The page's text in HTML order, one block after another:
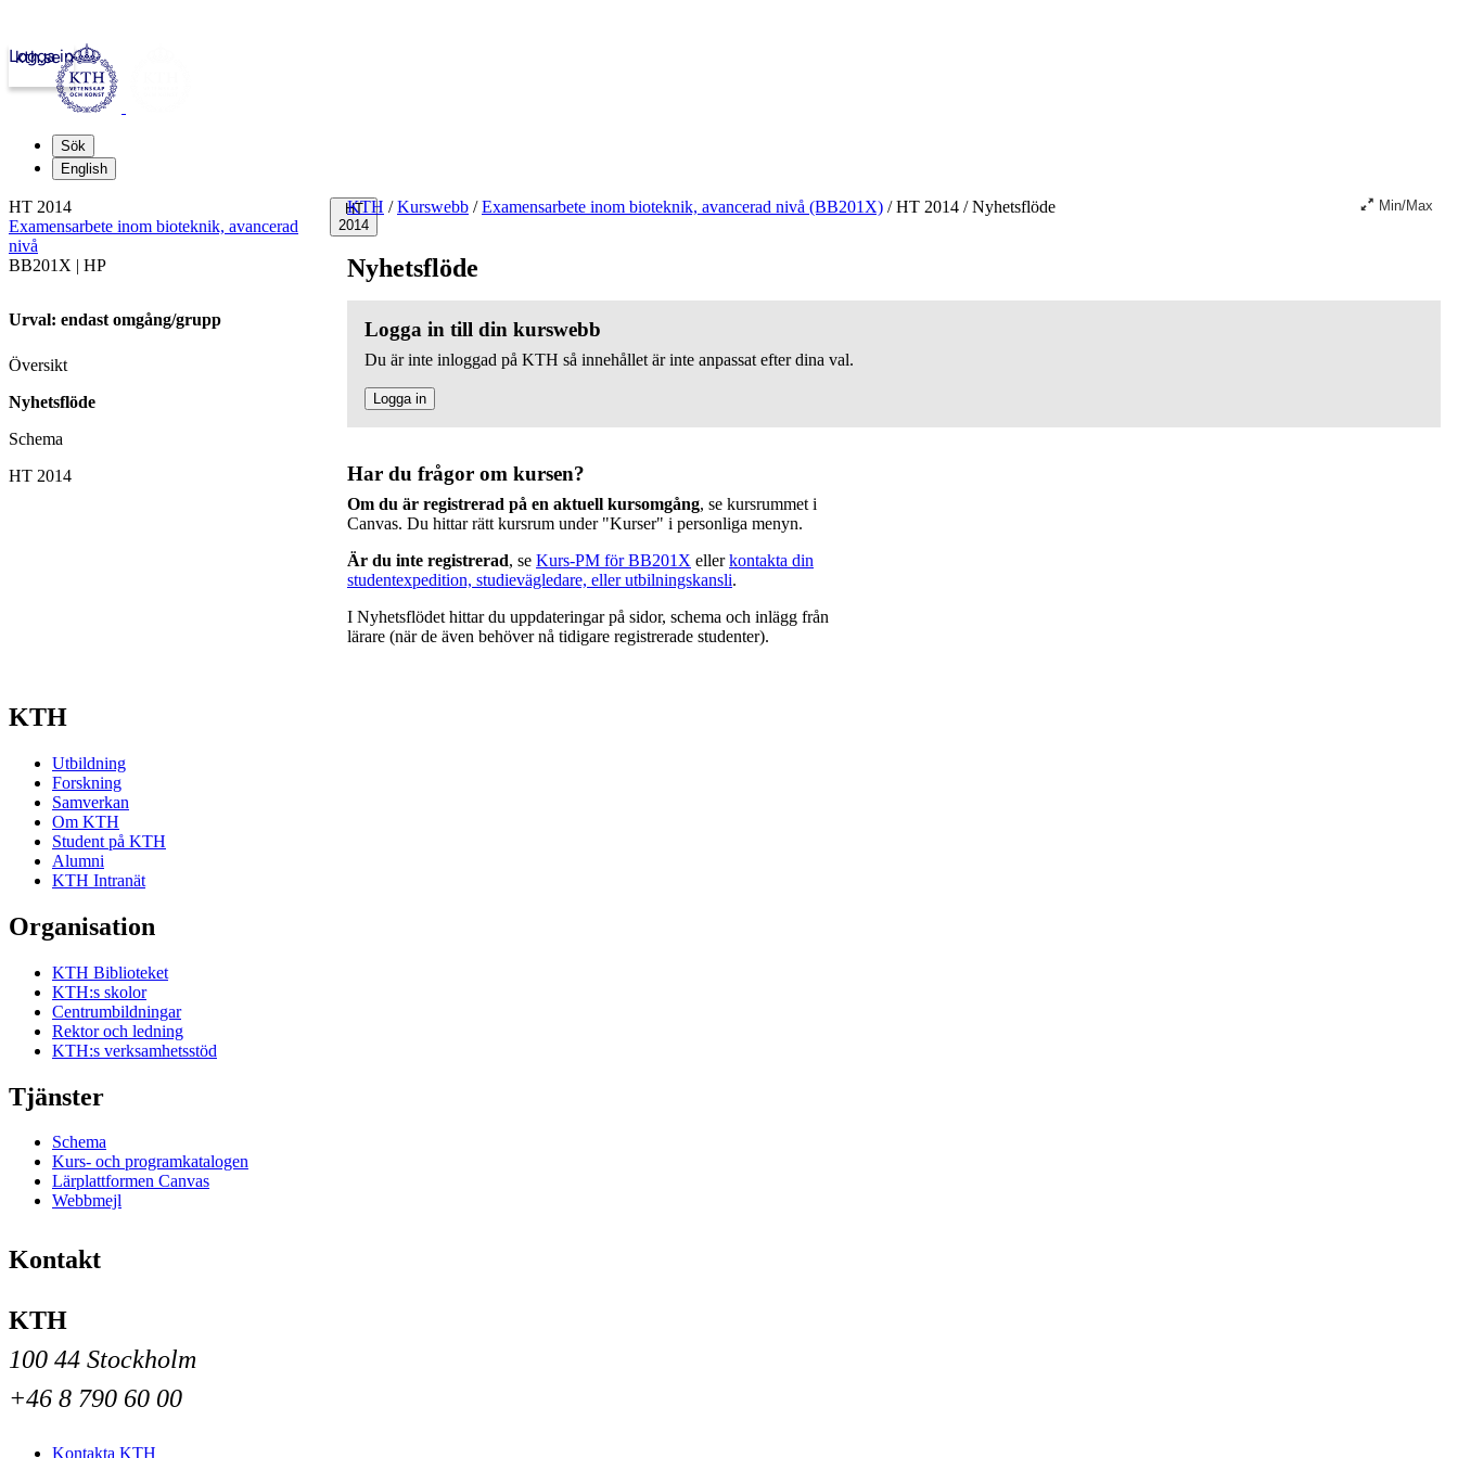
kth.se
Logga in
Sök
English
HT
2014
KTH / Kurswebb / Examensarbete inom bioteknik, avancerad nivå (BB201X) /HT 2014 /Nyhetsflöde Min/Max
Nyhetsflöde
Logga in till din kurswebb
Du är inte inloggad på KTH så innehållet är inte anpassat efter dina val.
Logga in
Har du frågor om kursen?
Om du är registrerad på en aktuell kursomgång, se kursrummet i
Canvas. Du hittar rätt kursrum under "Kurser" i personliga menyn.
Är du inte registrerad, se Kurs-PM för BB201X ellerkontakta din
studentexpedition, studievägledare, eller utbilningskansli.
I Nyhetsflödet hittar du uppdateringar på sidor, schema och inlägg från
lärare (när de även behöver nå tidigare registrerade studenter).
HT 2014
Examensarbete inom bioteknik, avancerad
nivå
BB201X | HP
Urval: endast omgång/grupp
Översikt
Nyhetsflöde
Schema
HT 2014
KTH
Utbildning
Forskning
Samverkan
Om KTH
Student på KTH
Alumni
KTH Intranät
Organisation
KTH Biblioteket
KTH:s skolor
Centrumbildningar
Rektor och ledning
KTH:s verksamhetsstöd
Tjänster
Schema
Kurs- och programkatalogen
Lärplattformen Canvas
Webbmejl
Kontakt
KTH
100 44 Stockholm
+46 8 790 60 00
Kontakta KTH